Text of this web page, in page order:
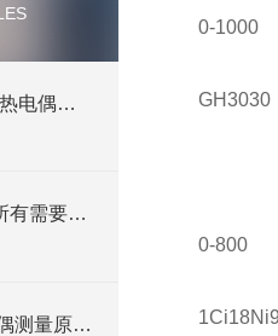
WRR-430防水式双铂铑热电偶在工业生产过程中的运用
铠装热电阻几乎涵盖了所有需要温度测量的工业领域
热电偶制造商:浅谈热电偶测量原理及优点
0-1000
GH3030
0-800